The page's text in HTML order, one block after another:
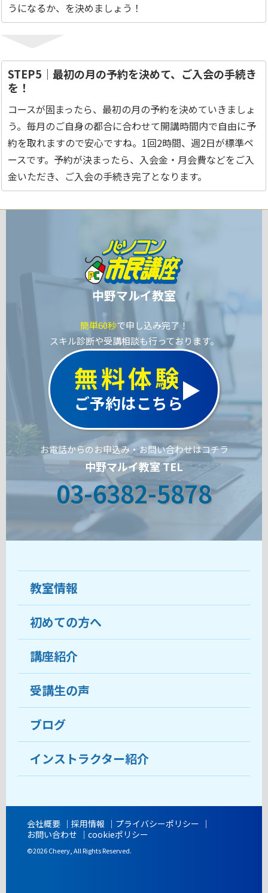
うになるか、を決めましょう！
STEP5｜最初の月の予約を決めて、ご入会の手続き
を！
コースが固まったら、最初の月の予約を決めていきましょ
う。毎月のご自身の都合に合わせて開講時間内で自由に予
約を取れますので安心ですね。1回2時間、週2日が標準ペ
ースです。予約が決まったら、入会金・月会費などをご入
金いただき、ご入会の手続き完了となります。
中野マルイ教室
簡単60秒で申し込み完了！
スキル診断や受講相談も行っております。
無料体験
ご予約はこちら
お電話からのお申込み・お問い合わせはコチラ
中野マルイ教室 TEL
03-6382-5878
教室情報
教室について
受講生の声
おすすめ・人気の講座
目的から講座を探す
教室ブログ
開講時間
初めての方へ
ココがおすすめ
料金
受講までの流れ
よくあるご質問
講座紹介
受講生の声
ブログ
インストラクター紹介
会社概要 採用情報
プライバシーポリシー
お問い合わせ
cookieポリシー
©2026 Cheery, All Rights Reserved.